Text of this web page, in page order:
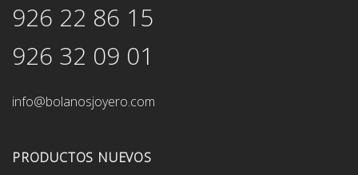
926 22 86 15
926 32 09 01
info@bolanosjoyero.com
PRODUCTOS NUEVOS